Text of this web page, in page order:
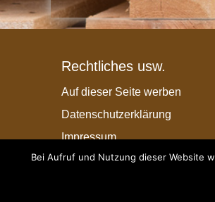
Rechtliches usw.
Auf dieser Seite werben
Datenschutzerklärung
Impressum
Bei Aufruf und Nutzung dieser Website